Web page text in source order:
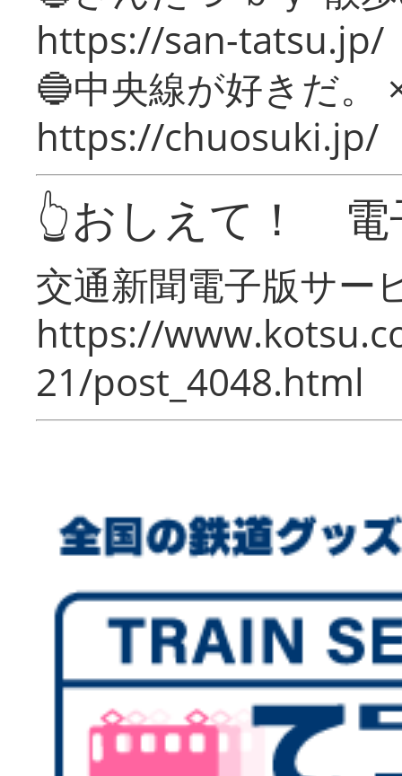
https://san-tatsu.jp/
🔵中央線が好きだ。
https://chuosuki.jp/
👆おしえて！ 電
交通新聞電子版サー
https://
21/post_4048.html